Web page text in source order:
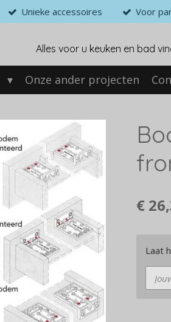
Unieke accessoires Voor
Alles voor u keuken en bad
Onze ander projecten
€
Laat